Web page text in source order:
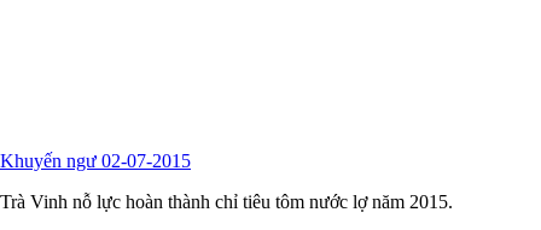
Khuyến ngư 02-07-2015
Trà Vinh nỗ lực hoàn thành chỉ tiêu tôm nước lợ năm 2015.